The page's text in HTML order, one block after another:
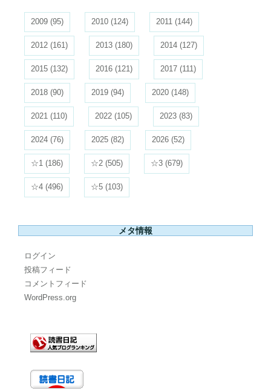
2009 (95) 2010 (124) 2011 (144)
2012 (161) 2013 (180) 2014 (127)
2015 (132) 2016 (121) 2017 (111)
2018 (90) 2019 (94) 2020 (148)
2021 (110) 2022 (105) 2023 (83)
2024 (76) 2025 (82) 2026 (52)
☆1 (186) ☆2 (505) ☆3 (679)
☆4 (496) ☆5 (103)
メタ情報
ログイン
投稿フィード
コメントフィード
WordPress.org